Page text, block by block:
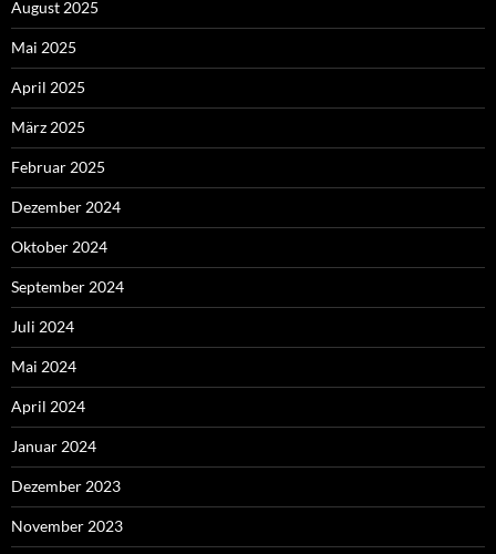
August 2025
Mai 2025
April 2025
März 2025
Februar 2025
Dezember 2024
Oktober 2024
September 2024
Juli 2024
Mai 2024
April 2024
Januar 2024
Dezember 2023
November 2023